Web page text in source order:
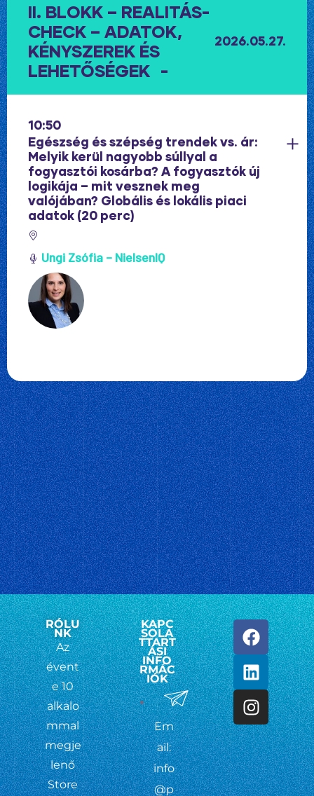
II. BLOKK – REALITÁS-
CHECK – ADATOK,
KÉNYSZEREK ÉS
LEHETŐSÉGEK
2026.05.27.
10:50
Egészség és szépség trendek vs. ár:
Melyik kerül nagyobb súllyal a
fogyasztói kosárba? A fogyasztók új
logikája – mit vesznek meg
valójában? Globális és lokális piaci
adatok (20 perc)
Ungi Zsófia – NielsenIQ
RÓLU
NK
Az
évent
e 10
alkalo
mmal
megje
lenő
Store
KAPC
SOLA
TTART
ÁSI
INFO
RMÁC
IÓK
Em
ail:
info
@p